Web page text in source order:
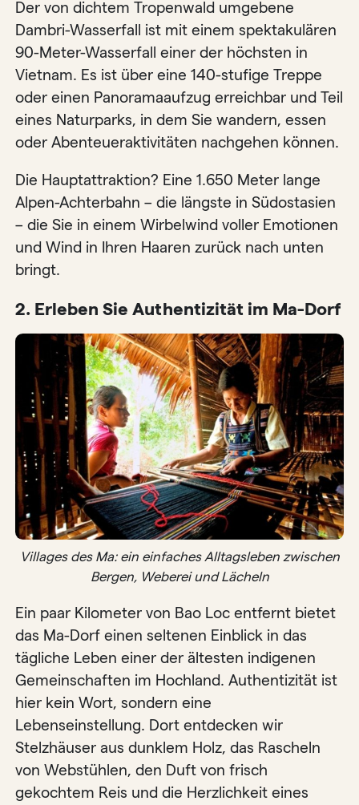
Der von dichtem Tropenwald umgebene
Dambri-Wasserfall ist mit einem spektakulären
90-Meter-Wasserfall einer der höchsten in
Vietnam. Es ist über eine 140-stufige Treppe
oder einen Panoramaaufzug erreichbar und Teil
eines Naturparks, in dem Sie wandern, essen
oder Abenteueraktivitäten nachgehen können.
Die Hauptattraktion? Eine 1.650 Meter lange
Alpen-Achterbahn – die längste in Südostasien
– die Sie in einem Wirbelwind voller Emotionen
und Wind in Ihren Haaren zurück nach unten
bringt.
2. Erleben Sie Authentizität im Ma-Dorf
Villages des Ma: ein einfaches Alltagsleben zwischen
Bergen, Weberei und Lächeln
Ein paar Kilometer von Bao Loc entfernt bietet
das Ma-Dorf einen seltenen Einblick in das
tägliche Leben einer der ältesten indigenen
Gemeinschaften im Hochland. Authentizität ist
hier kein Wort, sondern eine
Lebenseinstellung. Dort entdecken wir
Stelzhäuser aus dunklem Holz, das Rascheln
von Webstühlen, den Duft von frisch
gekochtem Reis und die Herzlichkeit eines